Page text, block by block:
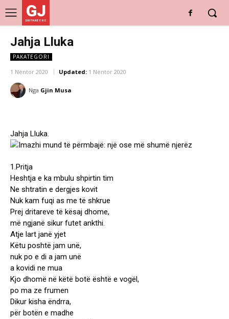
GJ
DRITARE E RE
Jahja Lluka
PAKATEGORI
1 Nëntor 2020 Updated: 1 Nëntor 2020
Nga Gjin Musa
Jahja Lluka.
1.Pritja
Heshtja e ka mbulu shpirtin tim
Ne shtratin e dergjes kovit
Nuk kam fuqi as me të shkrue
Prej dritareve të kësaj dhome,
më ngjanë sikur futet ankthi.
Atje lart janë yjet
Këtu poshtë jam unë,
nuk po e di a jam unë
a kovidi ne mua
Kjo dhomë në këtë botë është e vogël,
po ma ze frumen
Dikur kisha ëndrra,
për botën e madhe